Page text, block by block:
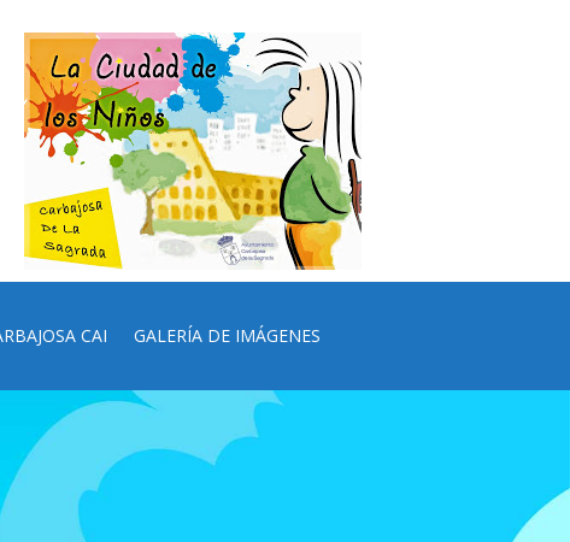
CAI GALERÍA DE IMÁGENES